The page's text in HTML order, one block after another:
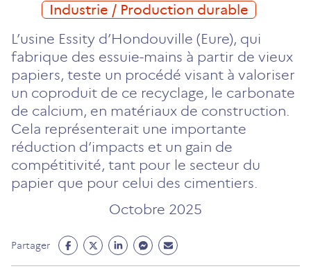
Industrie / Production durable
L’usine Essity d’Hondouville (Eure), qui
fabrique des essuie-mains à partir de vieux
papiers, teste un procédé visant à valoriser
un coproduit de ce recyclage, le carbonate
de calcium, en matériaux de construction.
Cela représenterait une importante
réduction d’impacts et un gain de
compétitivité, tant pour le secteur du
papier que pour celui des cimentiers.
Octobre 2025
Partager
Partage
Facebook
Partage
Twitter
Partage
Linkedin
Partage
Messenger
Partage
Mail